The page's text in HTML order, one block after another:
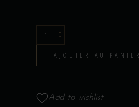
Beer
Boot
quantity
AJOUTER AU PANIER
Add to wishlist